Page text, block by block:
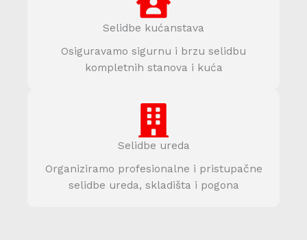
Selidbe kućanstava
Osiguravamo sigurnu i brzu selidbu
kompletnih stanova i kuća
Selidbe ureda
Organiziramo profesionalne i pristupačne
selidbe ureda, skladišta i pogona